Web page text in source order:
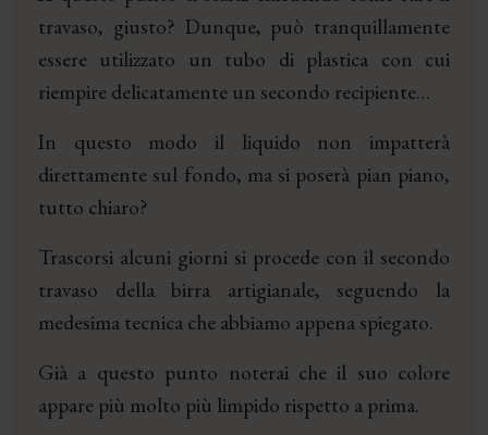
travaso, giusto? Dunque, può tranquillamente
essere utilizzato un tubo di plastica con cui
riempire delicatamente un secondo recipiente…
In questo modo il liquido non impatterà
direttamente sul fondo, ma si poserà pian piano,
tutto chiaro?
Trascorsi alcuni giorni si procede con il secondo
travaso della birra artigianale, seguendo la
medesima tecnica che abbiamo appena spiegato.
Già a questo punto noterai che il suo colore
appare più molto più limpido rispetto a prima.